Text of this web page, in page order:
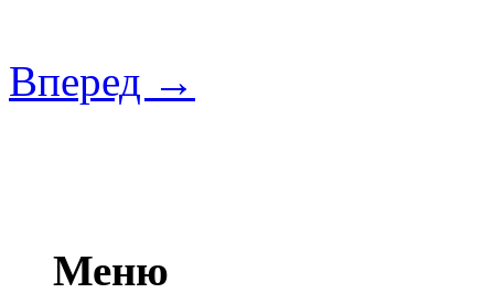
Вперед →
Меню